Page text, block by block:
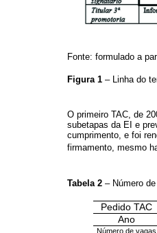
Fonte: formulado a
Figura 1 – Linha do
O primeiro TAC, de
subetapas da EI e
cumprimento, e foi
firmamento, mesmo
Tabela 2 – Número
Pedido TAC
Ano
Número de vagas